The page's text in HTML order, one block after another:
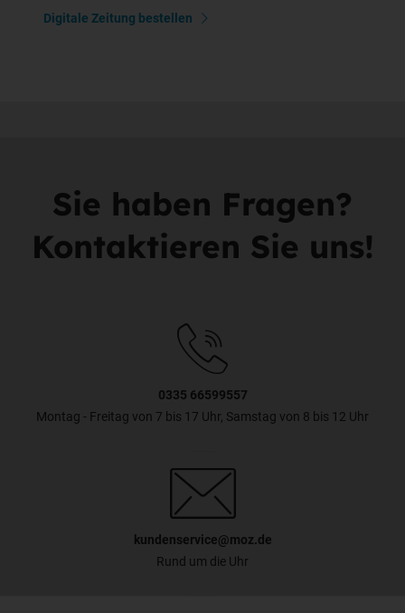
Digitale Zeitung bestellen
Sie haben Fragen?
Kontaktieren Sie uns!
0335 66599557
Montag - Freitag von 7 bis 17 Uhr, Samstag von 8 bis 12 Uhr
kundenservice@moz.de
Rund um die Uhr